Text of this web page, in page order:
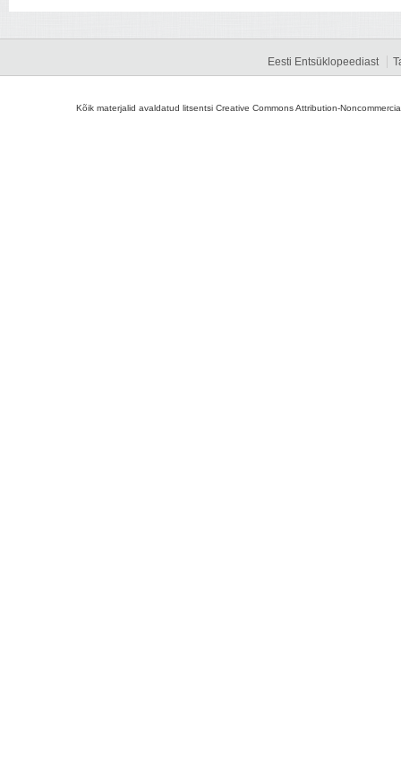
Eesti Entsüklopeediast
Kõik materjalid avaldatud litsentsi Creative Commons Attribution-